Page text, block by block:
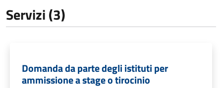
Servizi (3)
Domanda da parte degli istituti per
ammissione a stage o tirocinio